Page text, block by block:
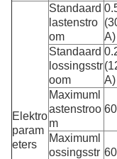
Elektro
param
eters
Standaard
lastenstro
om
A)
Standaard
lossingsstr
oom
A)
Maximuml
astenstroo
m
Maximuml
ossingsstr